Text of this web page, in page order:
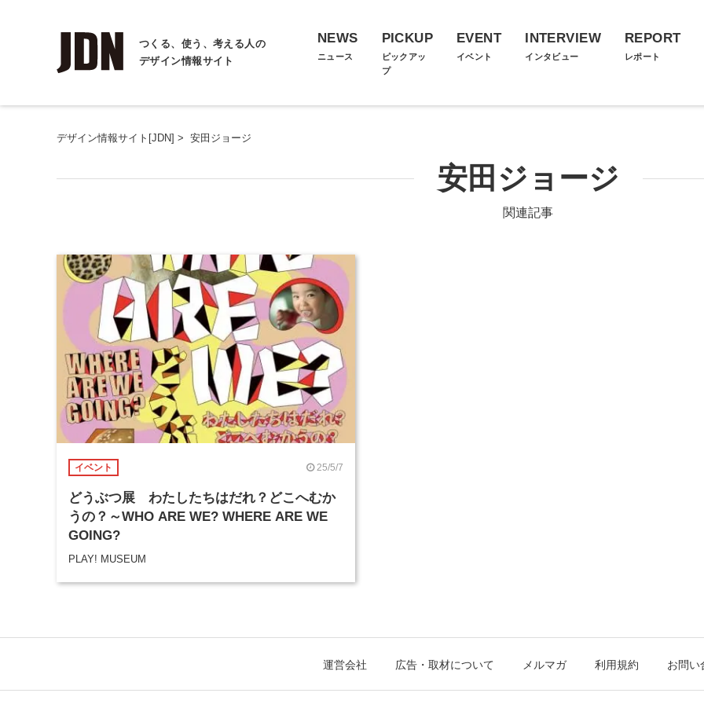
つくる、使う、考える人の
デザイン情報サイト
NEWS
ニュース
PICKUP
ピックアッ
プ
EVENT
イベント
INTERVIEW
インタビュー
REPORT
レポート
デザイン情報サイト[JDN] > 安田ジョージ
安田ジョージ
関連記事
イベント 25/5/7
どうぶつ展 わたしたちはだれ？どこへむか
うの？～WHO ARE WE? WHERE ARE WE
GOING?
PLAY! MUSEUM
運営会社 広告・取材について メルマガ 利用規約 お問い